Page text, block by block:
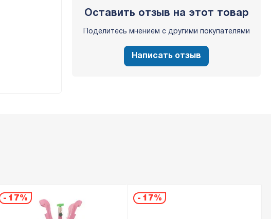
Оставить отзыв на этот товар
Поделитесь мнением с другими покупателями
Написать отзыв
- 17% - 17%